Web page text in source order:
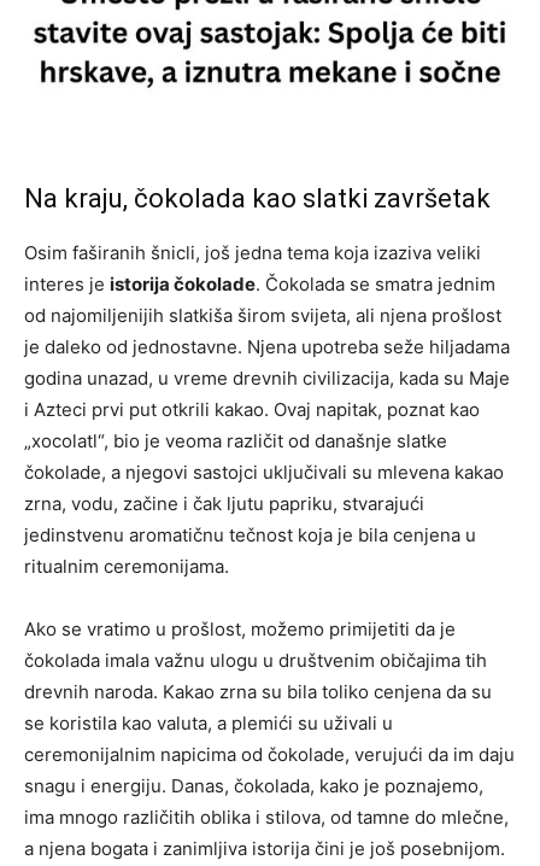
Na kraju, čokolada kao slatki završetak
Osim faširanih šnicli, još jedna tema koja izaziva veliki
interes je istorija čokolade. Čokolada se smatra jednim
od najomiljenijih slatkiša širom svijeta, ali njena prošlost
je daleko od jednostavne. Njena upotreba seže hiljadama
godina unazad, u vreme drevnih civilizacija, kada su Maje
i Azteci prvi put otkrili kakao. Ovaj napitak, poznat kao
„xocolatl“, bio je veoma različit od današnje slatke
čokolade, a njegovi sastojci uključivali su mlevena kakao
zrna, vodu, začine i čak ljutu papriku, stvarajući
jedinstvenu aromatičnu tečnost koja je bila cenjena u
ritualnim ceremonijama.
Ako se vratimo u prošlost, možemo primijetiti da je
čokolada imala važnu ulogu u društvenim običajima tih
drevnih naroda. Kakao zrna su bila toliko cenjena da su
se koristila kao valuta, a plemići su uživali u
ceremonijalnim napicima od čokolade, verujući da im daju
snagu i energiju. Danas, čokolada, kako je poznajemo,
ima mnogo različitih oblika i stilova, od tamne do mlečne,
a njena bogata i zanimljiva istorija čini je još posebnijom.